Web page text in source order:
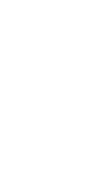
La Consejería
Administrativa
Plan Especial
(PERI) en fase
y Cádiz, según
Agencia de